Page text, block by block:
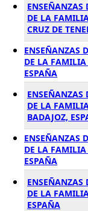
DE LA
CRUZ DE
ENSEÑANZAS
DE LA FAMILIA
ESPAÑA
DE LA
BADAJOZ,
ENSEÑANZAS
DE LA
ESPAÑA
DE LA
ESPAÑA